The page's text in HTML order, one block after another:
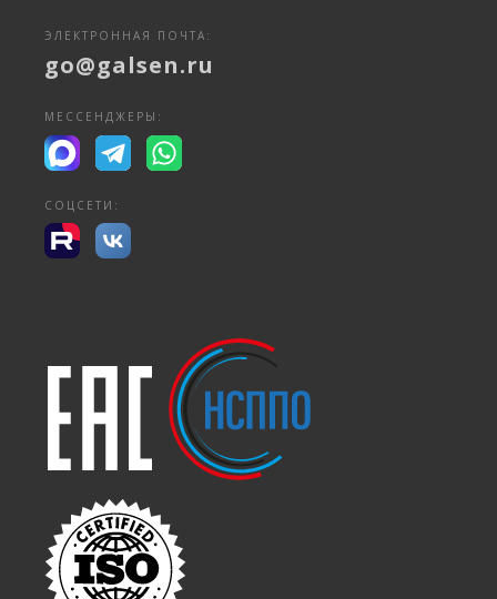
ЭЛЕКТРОННАЯ ПОЧТА:
go@galsen.ru
МЕССЕНДЖЕРЫ:
СОЦСЕТИ: